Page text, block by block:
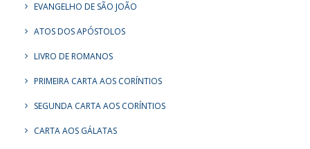
EVANGELHO DE SÃO JOÃO
ATOS DOS APÓSTOLOS
LIVRO DE ROMANOS
PRIMEIRA CARTA AOS CORÍNTIOS
SEGUNDA CARTA AOS CORÍNTIOS
CARTA AOS GÁLATAS